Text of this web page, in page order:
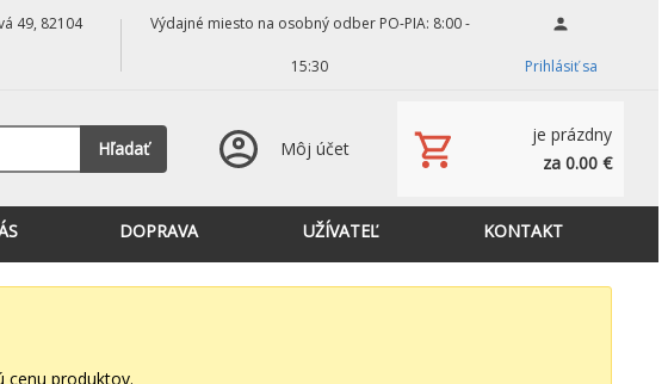
49, 82104 Výdajné miesto na osobný odber PO-PIA: 8:00 -
15:30 Prihlásiť sa
Hľadať Môj účet
je prázdny
za 0.00 €
DOPRAVA UŽÍVATEĽ KONTAKT
cenu produktov.